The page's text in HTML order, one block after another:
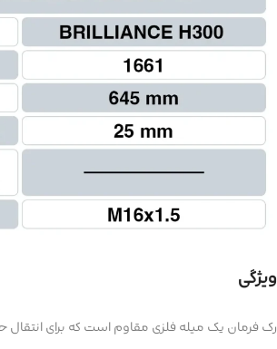
ویژگی
رک فرمان یک میله فلزی مقاوم است که برای انتقال